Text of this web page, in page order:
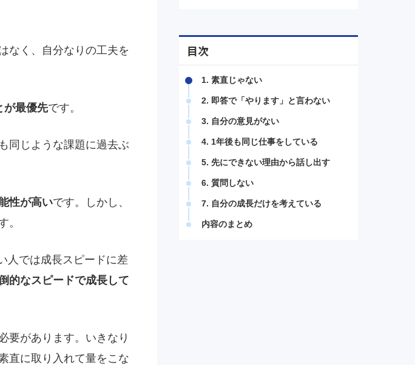
なく、自分なりの工夫を
が最優先です。
同じような課題に過去ぶ
性が高いです。しかし、
。
人では成長スピードに差
的なスピードで成長して
要があります。いきなり
直に取り入れて量をこな
目次
1. 素直じゃない
2. 即答で「やります」と言わない
3. 自分の意見がない
4. 1年後も同じ仕事をしている
5. 先にできない理由から話し出す
6. 質問しない
7. 自分の成長だけを考えている
内容のまとめ